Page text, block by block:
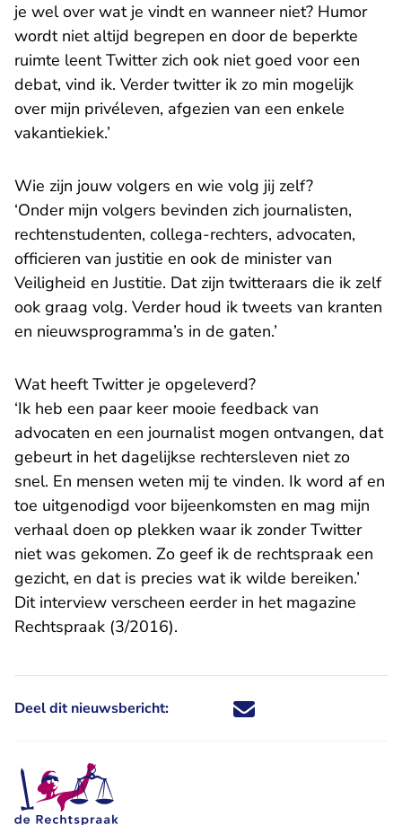
je wel over wat je vindt en wanneer niet? Humor
wordt niet altijd begrepen en door de beperkte
ruimte leent Twitter zich ook niet goed voor een
debat, vind ik. Verder twitter ik zo min mogelijk
over mijn privéleven, afgezien van een enkele
vakantiekiek.’
Wie zijn jouw volgers en wie volg jij zelf?
‘Onder mijn volgers bevinden zich journalisten,
rechtenstudenten, collega-rechters, advocaten,
officieren van justitie en ook de minister van
Veiligheid en Justitie. Dat zijn twitteraars die ik zelf
ook graag volg. Verder houd ik tweets van kranten
en nieuwsprogramma’s in de gaten.’
Wat heeft Twitter je opgeleverd?
‘Ik heb een paar keer mooie feedback van
advocaten en een journalist mogen ontvangen, dat
gebeurt in het dagelijkse rechtersleven niet zo
snel. En mensen weten mij te vinden. Ik word af en
toe uitgenodigd voor bijeenkomsten en mag mijn
verhaal doen op plekken waar ik zonder Twitter
niet was gekomen. Zo geef ik de rechtspraak een
gezicht, en dat is precies wat ik wilde bereiken.’
Dit interview verscheen eerder in het magazine
Rechtspraak (3/2016).
Deel dit nieuwsbericht: Deel dit nieuwsbericht via X -
Deel dit nieuwsbericht via
Deel dit nieuwsbericht
Deel dit